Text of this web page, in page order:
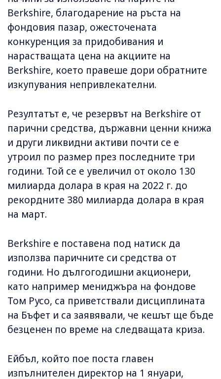
Berkshire, благодарение на ръста на
фондовия пазар, ожесточената
конкуренция за придобивания и
нарастващата цена на акциите на
Berkshire, което правеше дори обратните
изкупувания непривлекателни.
Резултатът е, че резервът на Berkshire от
парични средства, държавни ценни книжа
и други ликвидни активи почти се е
утроил по размер през последните три
години. Той се е увеличил от около 130
милиарда долара в края на 2022 г. до
рекордните 380 милиарда долара в края
на март.
Berkshire е поставена под натиск да
използва паричните си средства от
години. Но дългогодишни акционери,
като например мениджъра на фондове
Том Русо, са приветствали дисциплината
на Бъфет и са заявявали, че кешът ще бъде
безценен по време на следващата криза.
Ейбъл, който пое поста главен
изпълнителен директор на 1 януари,